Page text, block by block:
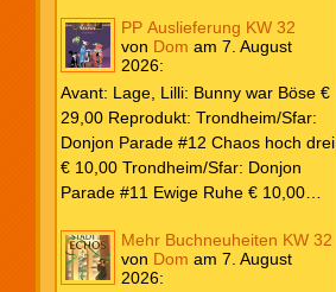
Paperback #4 € 35,00 Watters, Dan;
Soy, Dexter: Nightwing 2024 #7 €
Rafa: Absolute Superman #5 € 9,99
Marvel: Marvel Origins Collection
HC #74 Daredevil 7 € 14,99 Ewing,
Al / Gomez, Carlos: Venom (2025)
#3 € 20,00 Andrews, Kaare /
Guggenheim, Marc: Spider-Man &
Wolverine #3 € 9,99 North, Ryan /
Carratu, Vincenzo: Hulk macht alles
PP Auslieferung KW 32
von Dom am 7. August
2026:
Avant: Lage, Lilli: Bunny war Böse €
29,00 Reprodukt: Trondheim/Sfar:
Donjon Parade #12 Chaos hoch drei
€ 10,00 Trondheim/Sfar: Donjon
Parade #11 Ewige Ruhe € 10,00
Neuedition € 35,00 Zauberstern
Comics: Ben’s Bande #4 Aug 2026
Mehr Buchneuheiten KW 32
von Dom am 7. August
2026: